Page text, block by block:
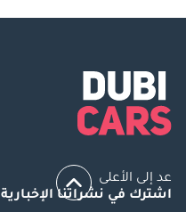
عد إلى الأعلى
اشترك في نشراتنا الإخبارية